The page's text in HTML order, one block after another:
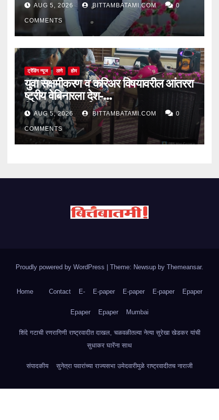
AUG 5, 2026 BITTAMBATAMI.COM 0
COMMENTS
ट्रेंडिंग न्यूज ठाणे होम
युवा सक्षमीकरण व करिअर विषयावरील आंतररा
ष्ट्रीय वेबिनारला देश-
विदेशातून उत्स्फूर्त प्रतिसाद
AUG 5, 2026 BITTAMBATAMI.COM 0
COMMENTS
Proudly powered by WordPress | Theme: Newsup by Themeansar.
Home Contact E- E-paper E-paper E-paper Epaper
Epaper Epaper Mumbai
शिंदे गटाची रणरागिणी राष्ट्रवादीत दाखल, चळवळीतल्या नेत्या सुरेखा खेडकर यांची
सुधाकर घारेंना साथ
संपादकीय सुनेत्रा पवारांच्या राज्यसभा उमेदवारीमुळे राष्ट्रवादीतच नाराजी